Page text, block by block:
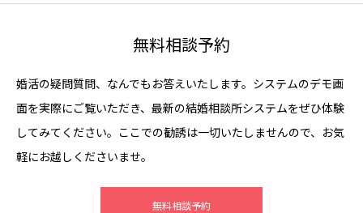
無料相談予約
婚活の疑問質問、なんでもお答えいたします。システムのデモ画
面を実際にご覧いただき、最新の結婚相談所システムをぜひ体験
してみてください。ここでの勧誘は一切いたしませんので、お気
軽にお越しくださいませ。
無料相談予約